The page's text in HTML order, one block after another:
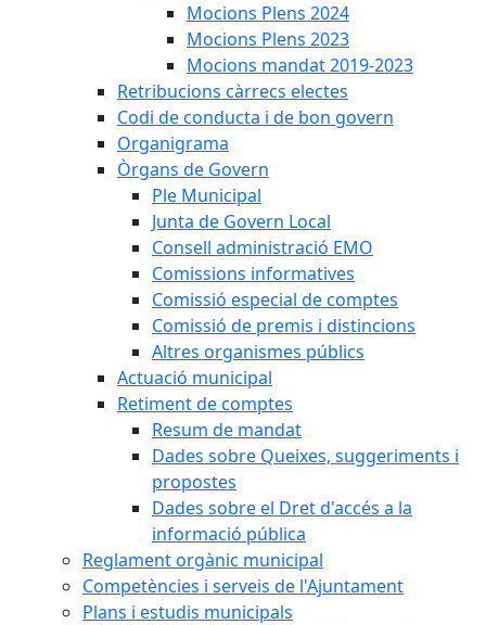
Mocions Plens 2024
Mocions Plens 2023
Mocions mandat 2019-2023
Retribucions càrrecs electes
Codi de conducta i de bon govern
Organigrama
Òrgans de Govern
Ple Municipal
Junta de Govern Local
Consell administració EMO
Comissions informatives
Comissió especial de comptes
Comissió de premis i distincions
Altres organismes públics
Actuació municipal
Retiment de comptes
Resum de mandat
Dades sobre Queixes, suggeriments i
propostes
Dades sobre el Dret d'accés a la
informació pública
Reglament orgànic municipal
Competències i serveis de l'Ajuntament
Plans i estudis municipals